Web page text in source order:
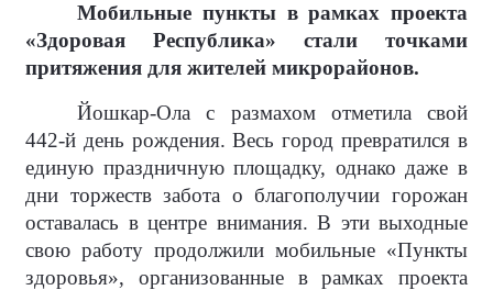
Мобильные пункты в рамках проекта
«Здоровая Республика» стали точками
притяжения для жителей микрорайонов.
Йошкар-Ола с размахом отметила свой
442-й день рождения. Весь город превратился в
единую праздничную площадку, однако даже в
дни торжеств забота о благополучии горожан
оставалась в центре внимания. В эти выходные
свою работу продолжили мобильные «Пункты
здоровья», организованные в рамках проекта